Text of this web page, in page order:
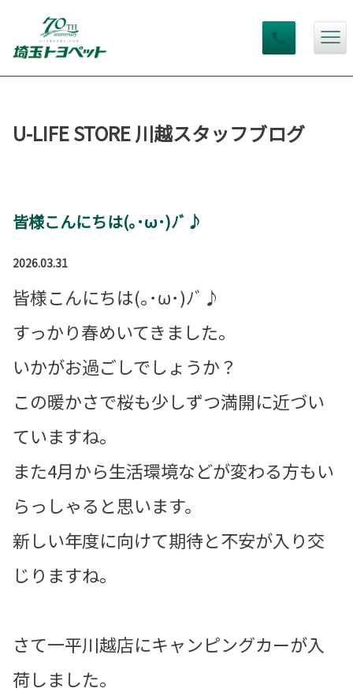
U-LIFE STORE 川越スタッフブログ
皆様こんにちは(｡･ω･)ﾉﾞ♪
2026.03.31
皆様こんにちは(｡･ω･)ﾉﾞ♪
すっかり春めいてきました。
いかがお過ごしでしょうか？
この暖かさで桜も少しずつ満開に近づい
ていますね。
また4月から生活環境などが変わる方もい
らっしゃると思います。
新しい年度に向けて期待と不安が入り交
じりますね。
さて一平川越店にキャンピングカーが入
荷しました。